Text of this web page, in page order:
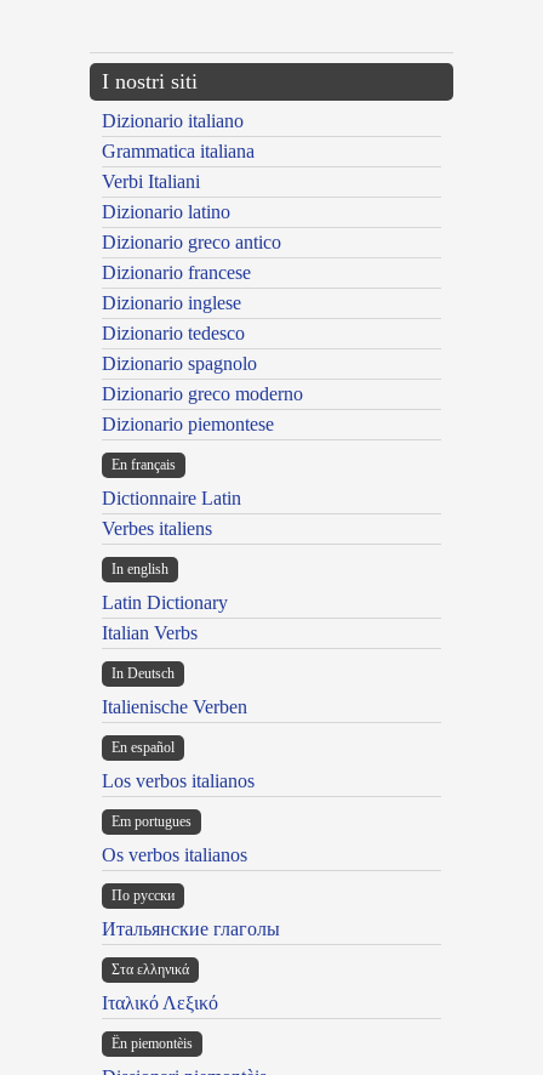
I nostri siti
Dizionario italiano
Grammatica italiana
Verbi Italiani
Dizionario latino
Dizionario greco antico
Dizionario francese
Dizionario inglese
Dizionario tedesco
Dizionario spagnolo
Dizionario greco moderno
Dizionario piemontese
En français
Dictionnaire Latin
Verbes italiens
In english
Latin Dictionary
Italian Verbs
In Deutsch
Italienische Verben
En español
Los verbos italianos
Em portugues
Os verbos italianos
По русски
Итальянские глаголы
Στα ελληνικά
Ιταλικό Λεξικό
Ën piemontèis